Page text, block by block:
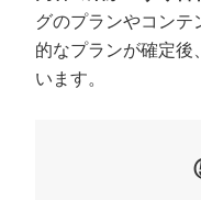
グのプランやコンテ
的なプランが確定後
います。